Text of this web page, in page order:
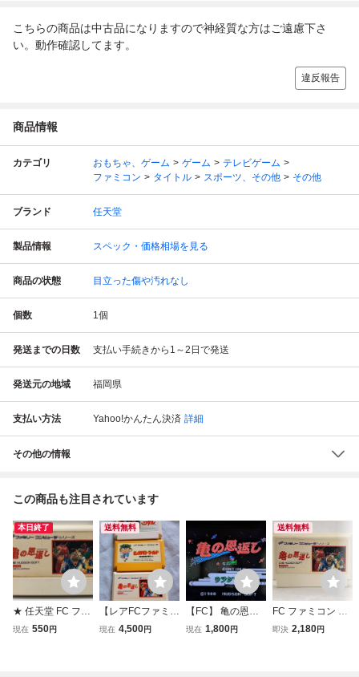
こちらの商品は中古品になりますので神経質な方はご遠慮下さ
い。動作確認してます。
違反報告
商品情報
カテゴリ おもちゃ、ゲーム ゲーム
テレビゲーム
ファミコン
タイトル スポーツ、その他 その他
ブランド 任天堂
製品情報 スペック・価格相場を見る
商品の状態 目立った傷や汚れなし
個数 1個
発送までの日数 支払い手続きから1～2日で発送
発送元の地域 福岡県
支払い方法 Yahoo!かんたん決済 詳細
その他の情報
この商品も注目されています
本日終了
★ 任天堂 FC ファ
ミコン ファミリー
現在 550円
送料無料
【レアFCファミコ
ン】ハドソンレア
現在 4,500円
【FC】 亀の恩返
し〜ウラシマ伝
現在 1,800円
送料無料
FC ファミコン 亀
の恩返し
即決 2,180円